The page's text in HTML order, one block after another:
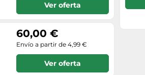
Ver oferta
60,00 €
Envío a partir de 4,99 €
Ver oferta